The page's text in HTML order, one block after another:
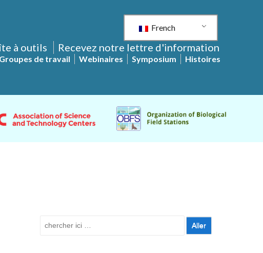
French
à outils Recevez notre lettre d'information
Groupes de travail Webinaires Symposium Histoires
Recherche